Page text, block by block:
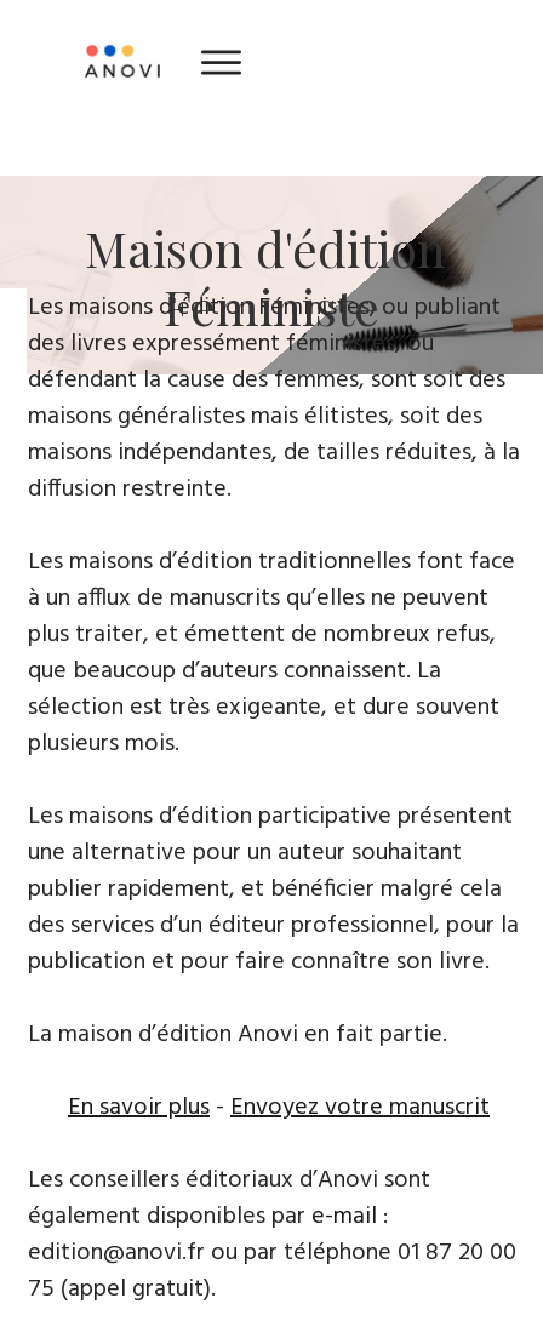
​Maison d'édition ​
Féministe
Le​s maisons d'édition Féministes, ou publiant
des livres expressément féministes, ou
défendant la cause des femmes, sont soit des
maisons généralistes mais élitistes, soit des
maisons indépendantes, de tailles réduites, à la
diffusion restreinte.
Les maisons d’édition traditionnelles font face
à un afflux de manuscrits qu’elles ne peuvent
plus traiter, et émettent de nombreux refus,
que beaucoup d’auteurs connaissent. La
sélection est très exigeante, et dure souvent
plusieurs mois.
Les maisons d’édition participative présentent
une alternative pour un auteur souhaitant
publier rapidement, et bénéficier malgré cela
des services d’un éditeur professionnel, pour la
publication et pour faire connaître son livre.
La maison d’édition Anovi en fait partie.
En savoir plus-Envoyez votre manuscrit
Les conseillers éditoriaux d’Anovi sont
également disponibles par e-mail :
edition@anovi.fr ou par téléphone ​​0​1 87 20 00
75 (appel gratuit).